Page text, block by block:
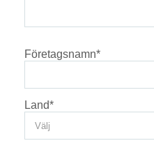
Företagsnamn*
Land*